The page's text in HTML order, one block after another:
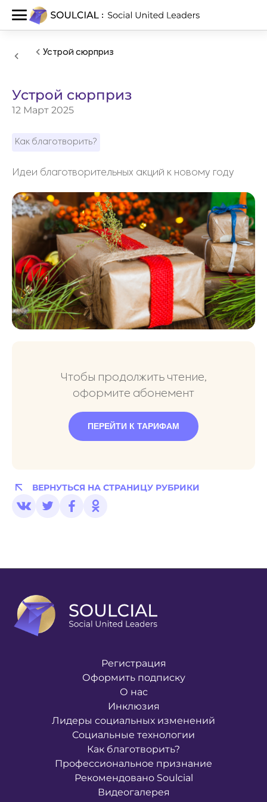
Устрой сюрприз
Устрой сюрприз
12 Март 2025
Как благотворить?
Идеи благотворительных акций к новому году
Чтобы продолжить чтение,
оформите абонемент
ПЕРЕЙТИ К ТАРИФАМ
ВЕРНУТЬСЯ НА СТРАНИЦУ РУБРИКИ
Регистрация
Оформить подписку
О нас
Инклюзия
Лидеры социальных изменений
Социальные технологии
Как благотворить?
Профессиональное признание
Рекомендовано Soulcial
Видеогалерея